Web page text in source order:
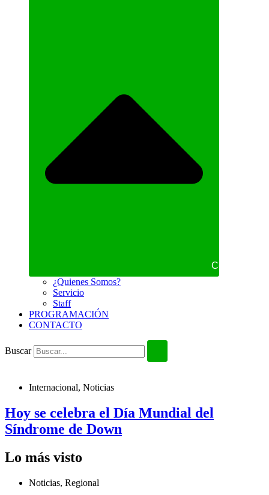
Cerrar
¿Quienes Somos?
Servicio
Staff
PROGRAMACIÓN
CONTACTO
Buscar
Internacional, Noticias
Hoy se celebra el Día Mundial del
Síndrome de Down
Lo más visto
Noticias, Regional